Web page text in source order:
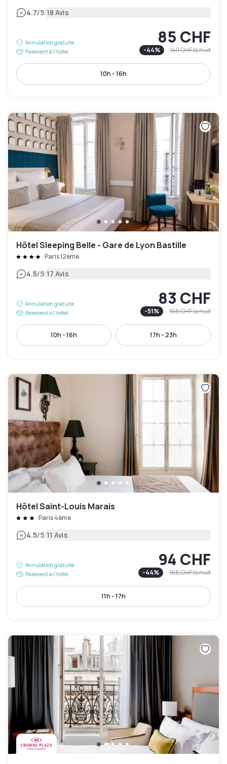
4.7/5|18 Avis
Annulation gratuite
Paiement à l'hôtel
85 CHF
-44% 149 CHFla nuit
10h - 16h
Hôtel Sleeping Belle - Gare de Lyon Bastille
Paris 12ème
4.5/5|17 Avis
Annulation gratuite
Paiement à l'hôtel
83 CHF
-51% 168 CHFla nuit
10h - 16h 17h - 23h
Hôtel Saint-Louis Marais
Paris 4ème
4.5/5|11 Avis
Annulation gratuite
Paiement à l'hôtel
94 CHF
-44% 168 CHFla nuit
11h - 17h